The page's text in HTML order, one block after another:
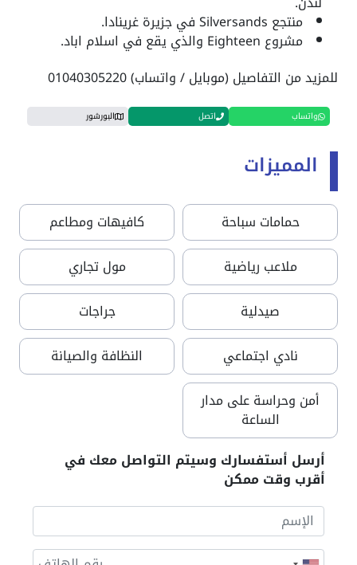
منتجع Silversands في جزيرة غرينادا.
مشروع Eighteen والذي يقع في اسلام اباد.
للمزيد من التفاصيل (موبايل / واتساب) 01040305220
واتساب اتصل البورشور
المميزات
حمامات سباحة
كافيهات ومطاعم
ملاعب رياضية
مول تجاري
صيدلية
جراجات
نادي اجتماعي
النظافة والصيانة
أمن وحراسة على مدار
الساعة
أرسل أستفسارك وسيتم التواصل معك في
أقرب وقت ممكن